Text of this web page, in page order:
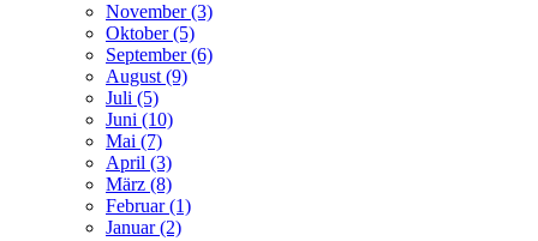
November (3)
Oktober (5)
September (6)
August (9)
Juli (5)
Juni (10)
Mai (7)
April (3)
März (8)
Februar (1)
Januar (2)